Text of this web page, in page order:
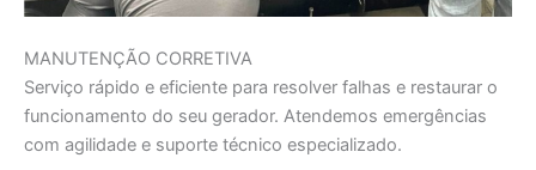
MANUTENÇÃO CORRETIVA
Serviço rápido e eficiente para resolver falhas e restaurar o
funcionamento do seu gerador. Atendemos emergências
com agilidade e suporte técnico especializado.